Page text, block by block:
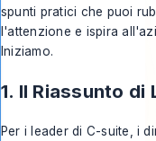
spunti pratici che puoi
l'attenzione e ispira
Iniziamo.
1. Il Riassunto
Per i leader di C-suite, i